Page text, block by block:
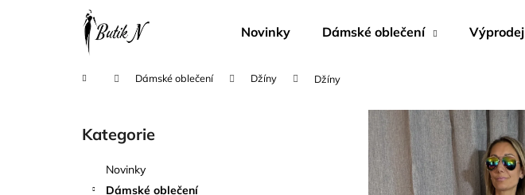
Novinky Dámské oblečení Výprodej
Domů Dámské oblečení Džíny Džíny
Přeskočit
kategorie
Kategorie
Novinky
Dámské oblečení